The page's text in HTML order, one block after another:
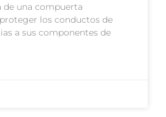
de una compuerta
los conductos de
a sus componentes de